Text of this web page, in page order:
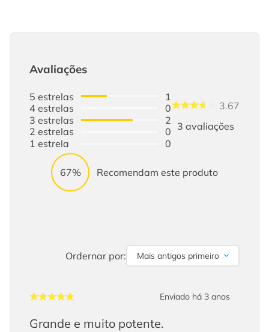
Avaliações
5estrelas
4estrelas
3estrelas
2estrelas
1estrela
1
0
2
0
0
3.67
3 avaliações
67% Recomendam este produto
Ordernar por: Mais antigos primeiro
Enviado há 3 anos
Grande e muito potente.